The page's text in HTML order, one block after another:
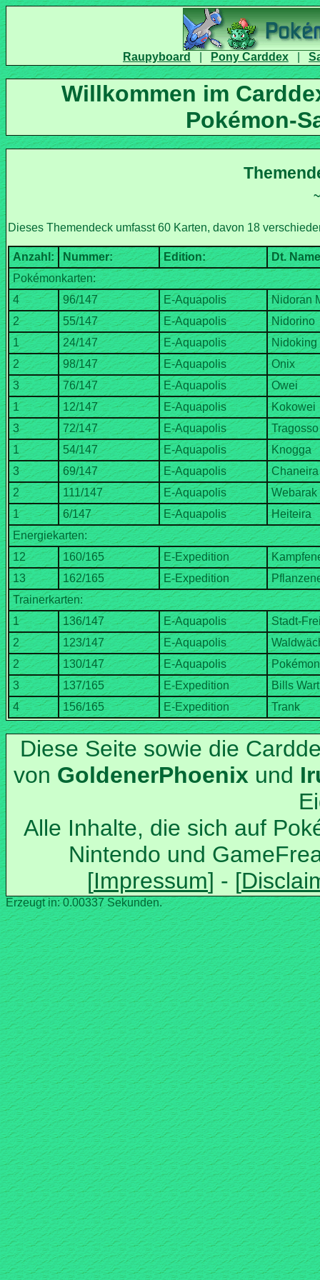
Willkommen im
Diese Seite sowie die
von
und
Alle Inhalte, die sich auf
Nintendo und
Erzeugt in: 0.00337 Sekunden.